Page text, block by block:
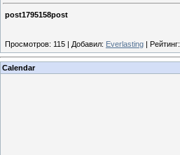
post1795158post
Просмотров: 115 | Добавил: Everlasting | Рейтинг:
Calendar